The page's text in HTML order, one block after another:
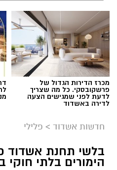
תגים:זיהום נחל לכיש,
מכרז הדירות הגדול של
פרשקובסקי. כל מה שצריך
לדעת לפני שמגישים הצעה
לדירה באשדוד
חדשות אשדוד > פלילי
בלשי תחנת אשדוד
הימורים בלתי חוקי